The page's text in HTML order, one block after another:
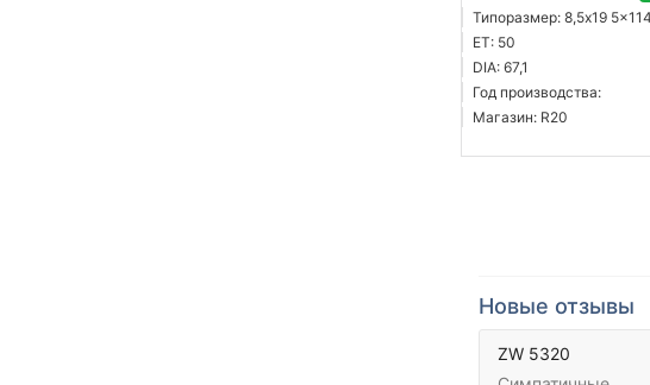
Типоразмер: 8,5x19
ET: 50
DIA: 67,1
Год производства:
Магазин: R20
Новые отзывы
ZW 5320